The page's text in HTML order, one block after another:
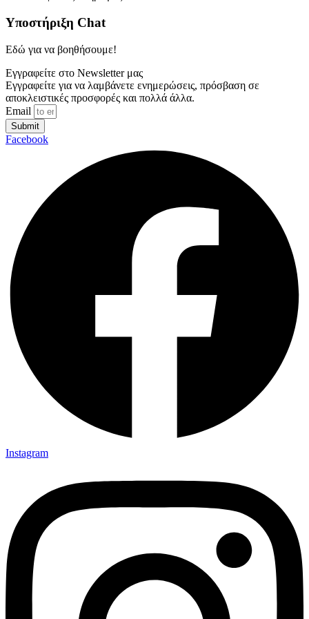
Υποστήριξη Chat
Εδώ για να βοηθήσουμε!
Εγγραφείτε στο Newsletter μας
Εγγραφείτε για να λαμβάνετε ενημερώσεις, πρόσβαση σε
αποκλειστικές προσφορές και πολλά άλλα.
Email
Submit
Facebook
Instagram